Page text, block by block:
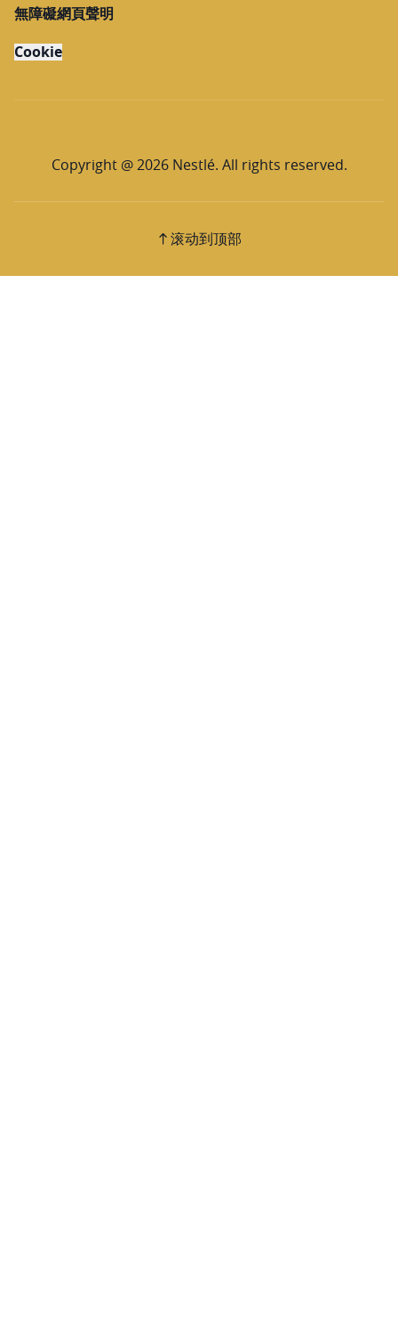
無障礙網頁聲明
Cookie
Copyright @ 2026 Nestlé. All rights reserved.
滚动到顶部